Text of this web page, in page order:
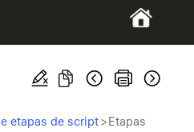
etapas de script >Etapas